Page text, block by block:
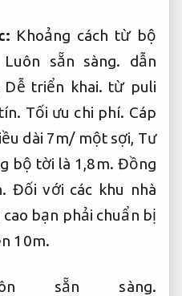
Khoảng cách từ bộ
Luôn sẵn sàng. dẫn
Dễ triển khai. từ puli
Tối ưu chi phí. Cáp
dài 7m/ một sợi, Tư
bộ tời là 1,8m. Đồng
Đối với các khu nhà
bạn phải chuẩn bị
10m.
sẵn sàng.